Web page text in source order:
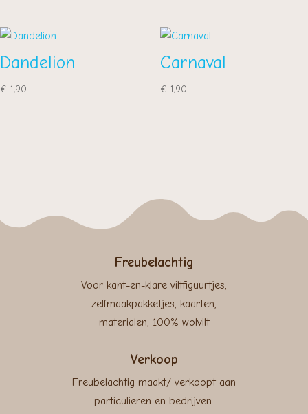
Dandelion
€ 1,90
Carnaval
€1,90
Freubelachtig
Voor kant-en-klare viltfiguurtjes,
zelfmaakpakketjes, kaarten,
materialen, 100% wolvilt
Verkoop
Freubelachtig maakt/ verkoopt aan
particulieren en bedrijven.